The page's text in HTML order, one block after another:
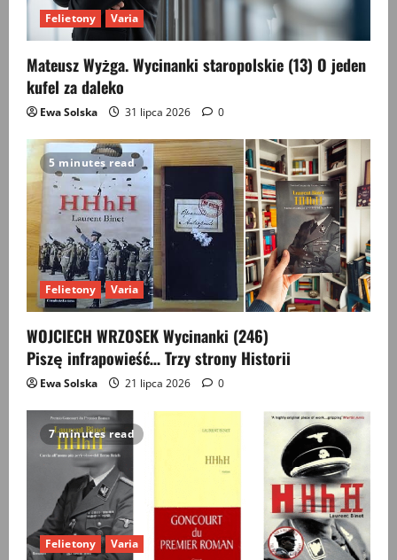
Felietony Varia
Mateusz Wyżga. Wycinanki staropolskie (13) O jeden
kufel za daleko
Ewa Solska 31 lipca 2026 0
5 minutes read
Felietony Varia
WOJCIECH WRZOSEK Wycinanki (246)
Piszę infrapowieść… Trzy strony Historii
Ewa Solska 21 lipca 2026 0
7 minutes read
Felietony Varia